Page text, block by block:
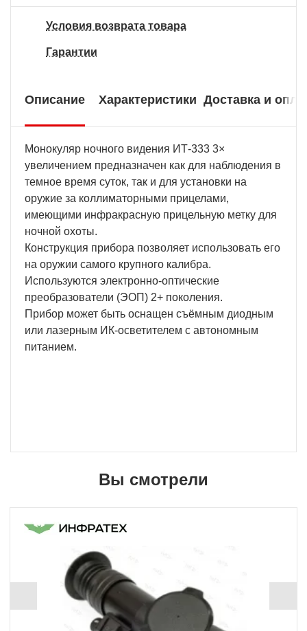
Условия возврата товара
Гарантии
Описание Характеристики Доставка и
Монокуляр ночного видения ИТ-333 3×
увеличением предназначен как для наблюдения в
темное время суток, так и для установки на
оружие за коллиматорными прицелами,
имеющими инфракрасную прицельную метку для
ночной охоты.
Конструкция прибора позволяет использовать его
на оружии самого крупного калибра.
Используются электронно-оптические
преобразователи (ЭОП) 2+ поколения.
Прибор может быть оснащен съёмным диодным
или лазерным ИК-осветителем с автономным
питанием.
Вы смотрели